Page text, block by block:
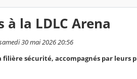
la LDLC Arena
30 mai 2026 20:56
filière sécurité, accompagnés par leurs